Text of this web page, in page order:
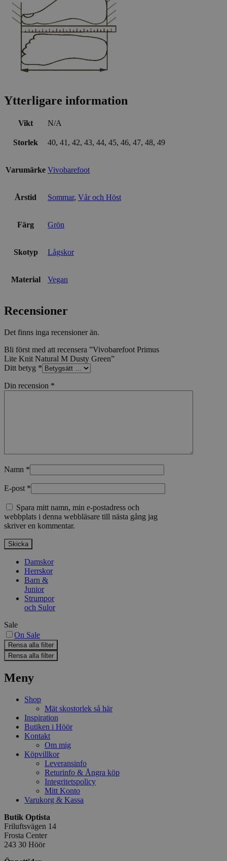
Ytterligare information
Vikt N/A
Storlek 40, 41, 42, 43, 44, 45, 46, 47, 48, 49
Varumärke Vivobarefoot
Årstid Sommar, Vår och Höst
Färg Grön
Skotyp Lågskor
Material Vegan
Recensioner
Det finns inga recensioner än.
Bli först med att recensera ”Vivobarefoot Primus
Lite Knit Natural M Dusty Green”
Ditt betyg *
Din recension *
Namn *
E-post *
Spara mitt namn, min e-postadress och
webbplats i denna webbläsare till nästa gång jag
skriver en kommentar.
Damskor
Herrskor
Barn &
Junior
Strumpor
och Sulor
Sale
On Sale
Rensa alla filter
Rensa alla filter
Meny
Shop
Mät skostorlek så här
Inspiration
Butiken i Höör
Kontakt
Om mig
Köpvillkor
Leveransinfo
Returinfo & Ångra köp
Integritetspolicy
Mitt Konto
Varukorg & Kassa
Butik Optista
Friluftsvägen 14
Frosta Center
243 30 Höör